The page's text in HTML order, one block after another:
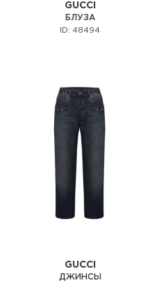
GUCCI
БЛУЗА
ID: 48494
GUCCI
ДЖИНСЫ